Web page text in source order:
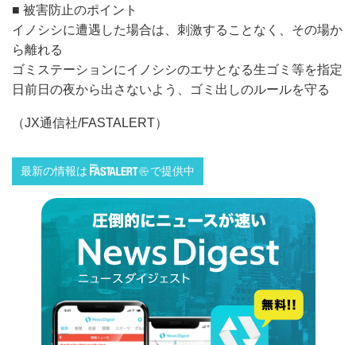
■ 被害防止のポイント
イノシシに遭遇した場合は、刺激することなく、その場か
ら離れる
ゴミステーションにイノシシのエサとなる生ゴミ等を指定
日前日の夜から出さないよう、ゴミ出しのルールを守る
（JX通信社/FASTALERT）
最新の情報は で提供中